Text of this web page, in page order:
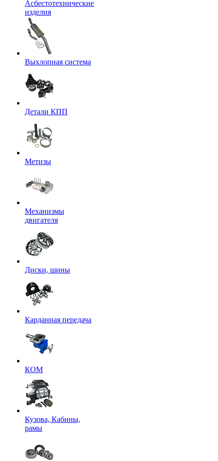
Асбестотехнические
изделия
Выхлопная система
Детали КПП
Метизы
Механизмы
двигателя
Диски, шины
Карданная передача
КОМ
Кузова, Кабины,
рамы